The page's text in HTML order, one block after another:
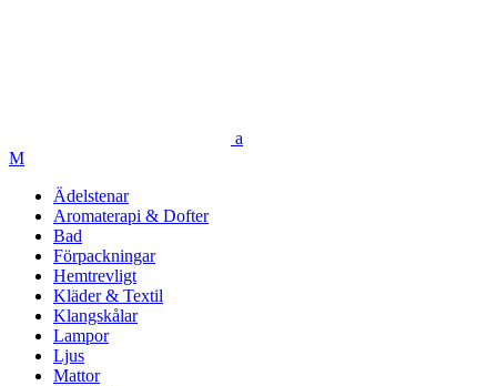
Ädelstenar
Aromaterapi & Dofter
Bad
Förpackningar
Hemtrevligt
Kläder & Textil
Klangskålar
Lampor
Ljus
Mattor